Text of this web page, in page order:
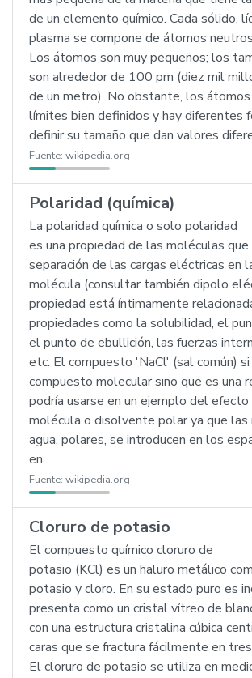
de un elemento químico. Cada sólido,
plasma se compone de átomos
Los átomos son muy pequeños; los
son alrededor de 100 pm (diez mil
de un metro). No obstante, los
límites bien definidos y hay diferentes
definir su tamaño que dan valores
Fuente: wikipedia.org
Polaridad (química)
La polaridad química o solo polaridad
es una propiedad de las moléculas
separación de las cargas eléctricas en
molécula (consultar también dipolo
propiedad está íntimamente
propiedades como la solubilidad, el
el punto de ebullición, las fuerzas
etc. El compuesto 'NaCl' (sal común) si
compuesto molecular sino que es una
podría usarse en un ejemplo del efecto
molécula o disolvente polar ya que las
agua, polares, se introducen en los
en…
Fuente: wikipedia.org
Cloruro de potasio
El compuesto químico cloruro de
potasio (KCl) es un haluro metálico
potasio y cloro. En su estado puro es
presenta como un cristal vítreo de
con una estructura cristalina cúbica
caras que se fractura fácilmente en
El cloruro de potasio se utiliza en